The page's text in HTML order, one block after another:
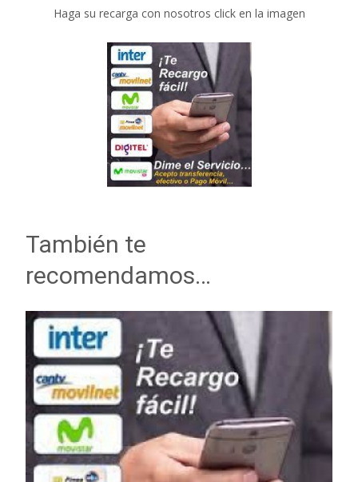
Haga su recarga con nosotros click en la imagen
También te
recomendamos…